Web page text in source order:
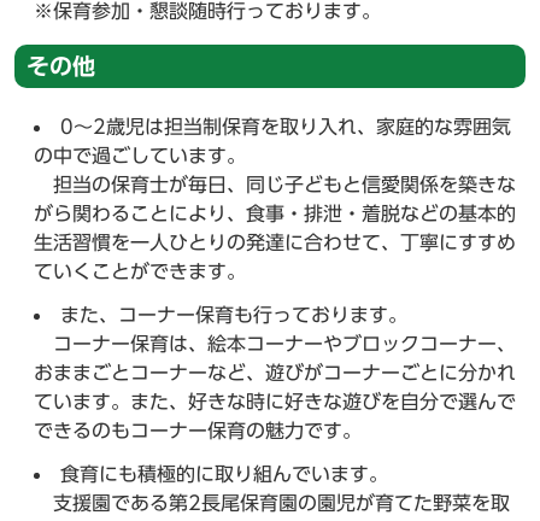
※保育参加・懇談随時行っております。
その他
0～2歳児は担当制保育を取り入れ、家庭的な雰囲気
の中で過ごしています。
担当の保育士が毎日、同じ子どもと信愛関係を築きな
がら関わることにより、食事・排泄・着脱などの基本的
生活習慣を一人ひとりの発達に合わせて、丁寧にすすめ
ていくことができます。
また、コーナー保育も行っております。
コーナー保育は、絵本コーナーやブロックコーナー、
おままごとコーナーなど、遊びがコーナーごとに分かれ
ています。また、好きな時に好きな遊びを自分で選んで
できるのもコーナー保育の魅力です。
食育にも積極的に取り組んでいます。
支援園である第2長尾保育園の園児が育てた野菜を取